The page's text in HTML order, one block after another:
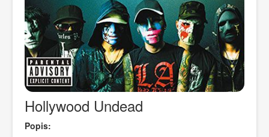
Hollywood Undead
Popis: